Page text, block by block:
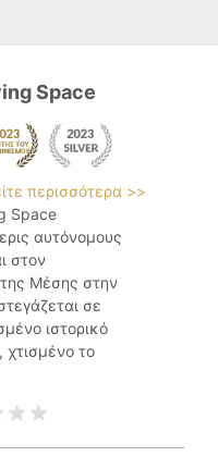
Space
περισσότερα >>
Space
αυτόνομους
στον
Μέσης στην
σε
ιστορικό
χτισμένο το